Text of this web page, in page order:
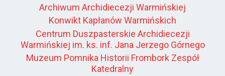
Archiwum Archidiecezji Warmińskiej
Konwikt Kapłanów Warmińskich
Centrum Duszpasterskie Archidiecezji
Warmińskiej im. ks. inf. Jana Jerzego Górnego
Muzeum Pomnika Historii Frombork Zespół
Katedralny